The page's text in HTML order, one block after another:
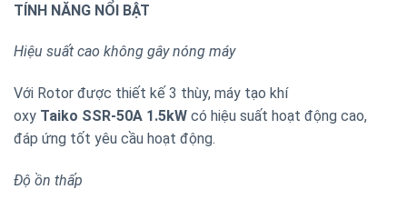
TÍNH NĂNG NỔI BẬT
Hiệu suất cao không gây nóng máy
Với Rotor được thiết kế 3 thùy, máy tạo khí
oxy Taiko SSR-50A 1.5kW có hiệu suất hoạt động cao,
đáp ứng tốt yêu cầu hoạt động.
Độ ồn thấp